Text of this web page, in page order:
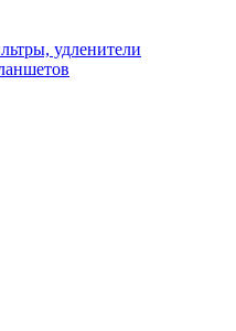
удленители